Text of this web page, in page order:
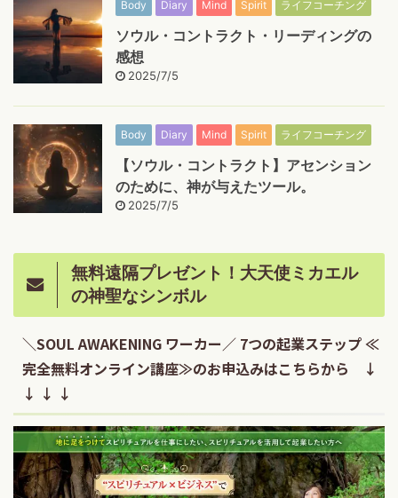
Body Diary Mind Spirit ライフコーチング
ソウル・コントラクト・リーディングの
感想
2025/7/5
Body Diary Mind Spirit ライフコーチング
【ソウル・コントラクト】アセンション
のために、神が与えたツール。
2025/7/5
無料遠隔プレゼント！大天使ミカエル
の神聖なシンボル
＼SOUL AWAKENING ワーカー／ 7つの起業ステップ ≪
完全無料オンライン講座≫のお申込みはこちらから ↓
↓ ↓ ↓